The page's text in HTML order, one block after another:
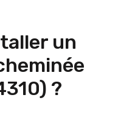
un
?